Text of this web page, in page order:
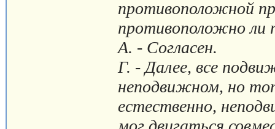
противоположной
противоположно ли
А. - Согласен.
Г. - Далее, все
неподвижном, но
естественно,